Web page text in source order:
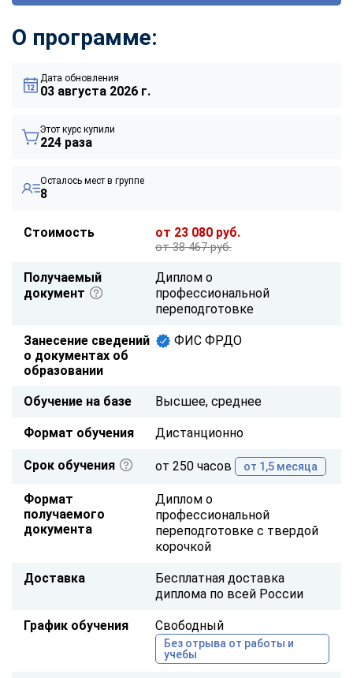
О программе:
Дата обновления
03 августа 2026 г.
Этот курс купили
224 раза
Осталось мест в группе
8
Стоимость от 23 080 руб.
от 38 467 руб.
Получаемый
документ
Диплом о
профессиональной
переподготовке
Занесение сведений
о документах об
образовании
ФИС ФРДО
Обучение на базе Высшее, среднее
Формат обучения Дистанционно
Срок обучения от 250 часов от 1,5 месяца
Формат
получаемого
документа
Диплом о
профессиональной
переподготовке с твердой
корочкой
Доставка
Бесплатная доставка
диплома по всей России
График обучения Свободный
Без отрыва от работы и
учебы